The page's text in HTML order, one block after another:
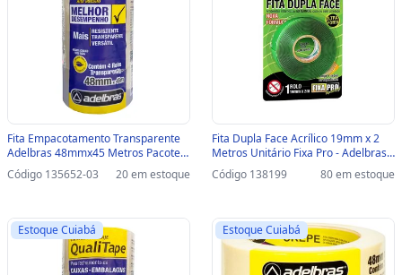
Fita Empacotamento Transparente
Adelbras 48mmx45 Metros Pacote
com 4 Unidades - 0811000019-
SINOP-03 - 0811000019
Código 135652-03 20 em estoque
Fita Dupla Face Acrílico 19mm x 2
Metros Unitário Fixa Pro - Adelbras -
815000031 - 815000031
Código 138199 80 em estoque
Estoque Cuiabá Estoque Cuiabá